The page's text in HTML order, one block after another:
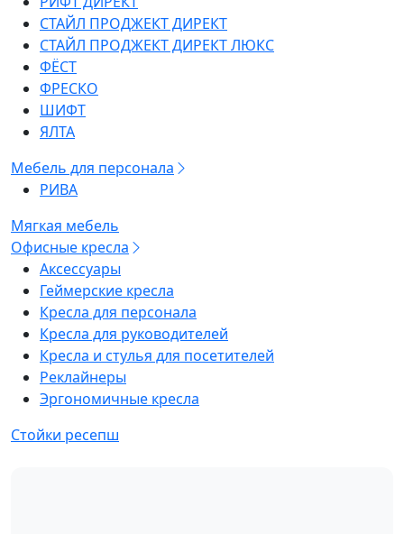
СТАЙЛ ПРОДЖЕКТ ДИРЕКТ
СТАЙЛ ПРОДЖЕКТ ДИРЕКТ ЛЮКС
ФЁСТ
ФРЕСКО
ШИФТ
ЯЛТА
Мебель для персонала
РИВА
Мягкая мебель
Офисные кресла
Аксессуары
Геймерские кресла
Кресла для персонала
Кресла для руководителей
Кресла и стулья для посетителей
Реклайнеры
Эргономичные кресла
Стойки ресепш